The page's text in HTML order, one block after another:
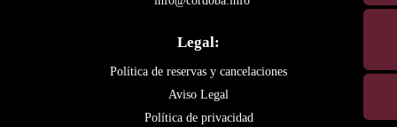
Legal:
Política de reservas y cancelaciones
Aviso Legal
Política de privacidad